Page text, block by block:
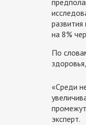
на 8%
По
«Среди
эксперт.